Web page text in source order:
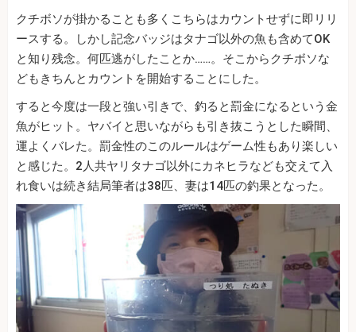
クチボソが掛かることも多くこちらはカウントせずに即リリ
ースする。しかし記念バッジはタナゴ以外の魚も含めてOK
と知り残念。何匹逃がしたことか……。そこからクチボソな
どもきちんとカウントを開始することにした。
すると今度は一段と強い引きで、釣ると罰金になるという金
魚がヒット。ヤバイと思いながらも引き抜こうとした瞬間、
運よくバレた。罰金性のこのルールはゲーム性もあり楽しい
と感じた。2人共ヤリタナゴ以外にカネヒラなども交えて入
れ食いは続き結局筆者は38匹、妻は14匹の釣果となった。